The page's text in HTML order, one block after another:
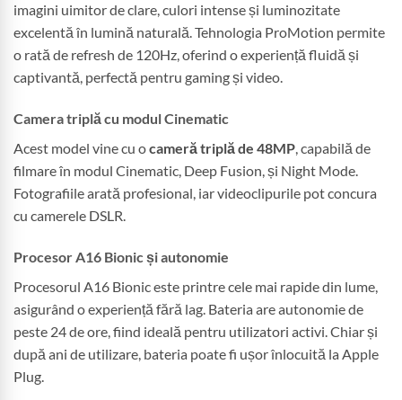
imagini uimitor de clare, culori intense și luminozitate
excelentă în lumină naturală. Tehnologia ProMotion permite
o rată de refresh de 120Hz, oferind o experiență fluidă și
captivantă, perfectă pentru gaming și video.
Camera triplă cu modul Cinematic
Acest model vine cu ocameră triplă de 48MP, capabilă de
filmare în modul Cinematic, Deep Fusion, și Night Mode.
Fotografiile arată profesional, iar videoclipurile pot concura
cu camerele DSLR.
Procesor A16 Bionic și autonomie
Procesorul A16 Bionic este printre cele mai rapide din lume,
asigurând o experiență fără lag. Bateria are autonomie de
peste 24 de ore, fiind ideală pentru utilizatori activi. Chiar și
după ani de utilizare, bateria poate fi ușor înlocuită la Apple
Plug.